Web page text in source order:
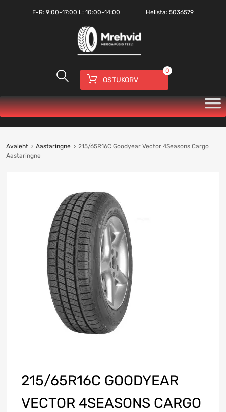
E-R: 9:00-17:00 L: 10:00-14:00 Helista:5036579
OSTUKORV
0
Avaleht Aastaringne
215/65R16C Goodyear Vector 4Seasons Cargo
Aastaringne
215/65R16C GOODYEAR
VECTOR 4SEASONS CARGO